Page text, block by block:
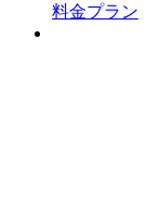
料金プラン